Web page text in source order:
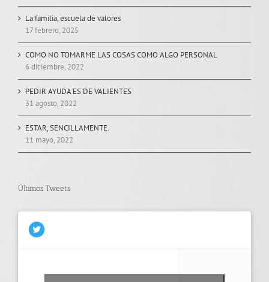
La familia, escuela de valores
17 febrero, 2025
COMO NO TOMARME LAS COSAS COMO ALGO PERSONAL
6 diciembre, 2022
PEDIR AYUDA ES DE VALIENTES
31 agosto, 2022
ESTAR, SENCILLAMENTE.
11 mayo, 2022
Últimos Tweets